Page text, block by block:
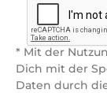
* Mit der
Dich mit der
Daten durch